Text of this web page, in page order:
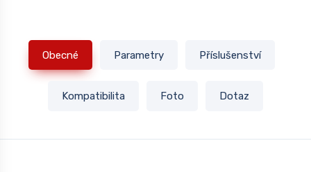
Obecné Parametry Příslušenství
Kompatibilita Foto Dotaz